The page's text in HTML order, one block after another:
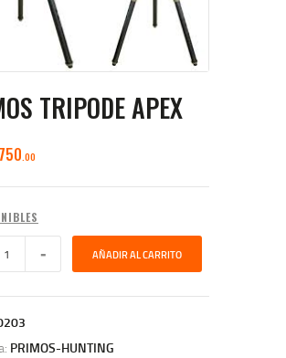
TRIPODE APEX
00
AÑADIR AL CARRITO
PRIMOS-HUNTING